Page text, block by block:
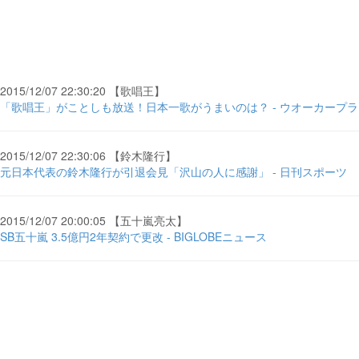
2015/12/07 22:30:20 【歌唱王】
「歌唱王」がことしも放送！日本一歌がうまいのは？ - ウオーカープ
2015/12/07 22:30:06 【鈴木隆行】
元日本代表の鈴木隆行が引退会見「沢山の人に感謝」 - 日刊スポーツ
2015/12/07 20:00:05 【五十嵐亮太】
SB五十嵐 3.5億円2年契約で更改 - BIGLOBEニュース